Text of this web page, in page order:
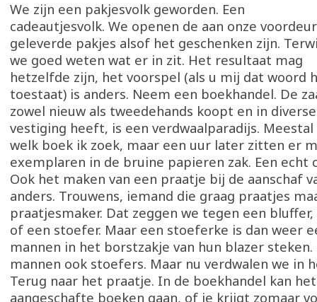
We zijn een pakjesvolk geworden. Een
cadeautjesvolk. We openen de aan onze voordeur
geleverde pakjes alsof het geschenken zijn.
we goed weten wat er in zit. Het resultaat mag
hetzelfde zijn, het voorspel (als u mij dat woord
toestaat) is anders. Neem een boekhandel. De
zowel nieuw als tweedehands koopt en in
vestiging heeft, is een verdwaalparadijs.
welk boek ik zoek, maar een uur later zitten er
exemplaren in de bruine papieren zak. Een echt
Ook het maken van een praatje bij de aanschaf
anders. Trouwens, iemand die graag praatjes
praatjesmaker. Dat zeggen we tegen een
of een stoefer. Maar een stoeferke is dan weer
mannen in het borstzakje van hun blazer steken.
mannen ook stoefers. Maar nu verdwalen we in
Terug naar het praatje. In de boekhandel kan
aangeschafte boeken gaan, of je krijgt zomaar